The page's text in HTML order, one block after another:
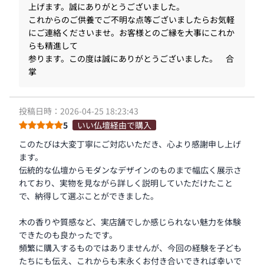
上げます。誠にありがとうございました。
これからのご供養でご不明な点等ございましたらお気軽
にご連絡くださいませ。お客様とのご縁を大事にこれか
らも精進して
参ります。この度は誠にありがとうございました。 合
掌
投稿日時：2026-04-25 18:23:43
5
いい仏壇経由で購入
このたびは大変丁寧にご対応いただき、心より感謝申し上げ
ます。
伝統的な仏壇からモダンなデザインのものまで幅広く展示さ
れており、実物を見ながら詳しく説明していただけたこと
で、納得して選ぶことができました。
木の香りや質感など、実店舗でしか感じられない魅力を体験
できたのも良かったです。
頻繁に購入するものではありませんが、今回の経験を子ども
たちにも伝え、これからも末永くお付き合いできれば幸いで